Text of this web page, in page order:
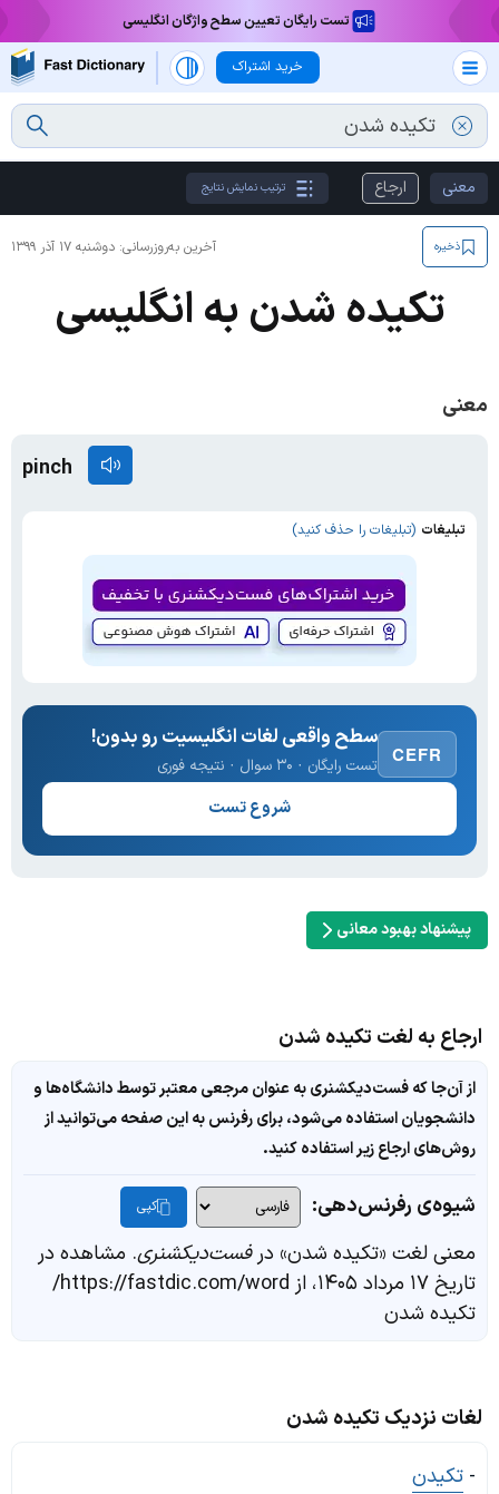
تست رایگان تعیین سطح واژگان انگلیسی
خرید اشتراک
معنی ارجاع ترتیب نمایش نتایج
آخرین به‌روزرسانی: دوشنبه ۱۷ آذر ۱۳۹۹ ذخیره
تکیده شدن به انگلیسی
معنی
pinch
تبلیغات (تبلیغات را حذف کنید)
CEFR
سطح واقعی لغات انگلیسیت رو بدون!
تست رایگان · ۳۰ سوال · نتیجه فوری
شروع تست
پیشنهاد بهبود معانی
ارجاع به لغت تکیده شدن
از آن‌جا که فست‌دیکشنری به عنوان مرجعی معتبر توسط دانشگاه‌ها و
دانشجویان استفاده می‌شود، برای رفرنس به این صفحه می‌توانید از
روش‌های ارجاع زیر استفاده کنید.
شیوه‌ی رفرنس‌دهی: کپی
معنی لغت «تکیده شدن» درفست‌دیکشنری. مشاهده در
تاریخ ۱۷ مرداد ۱۴۰۵، از https://fastdic.com/word/
تکیده شدن
لغات نزدیک تکیده شدن
- تکیدن